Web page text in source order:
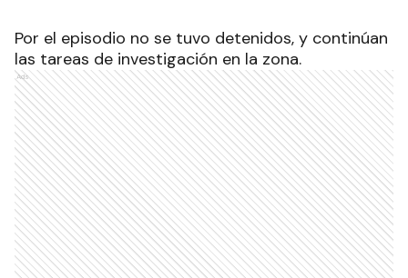
Por el episodio no se tuvo detenidos, y continúan
las tareas de investigación en la zona.
Ads